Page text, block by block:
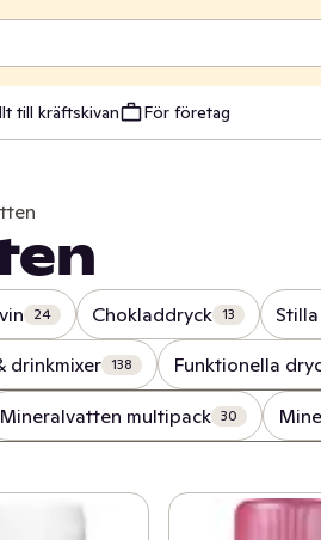
till kräftskivan För företag
24 Chokladdryck 13
drinkmixer 138 Funktionella
Mineralvatten multipack 30